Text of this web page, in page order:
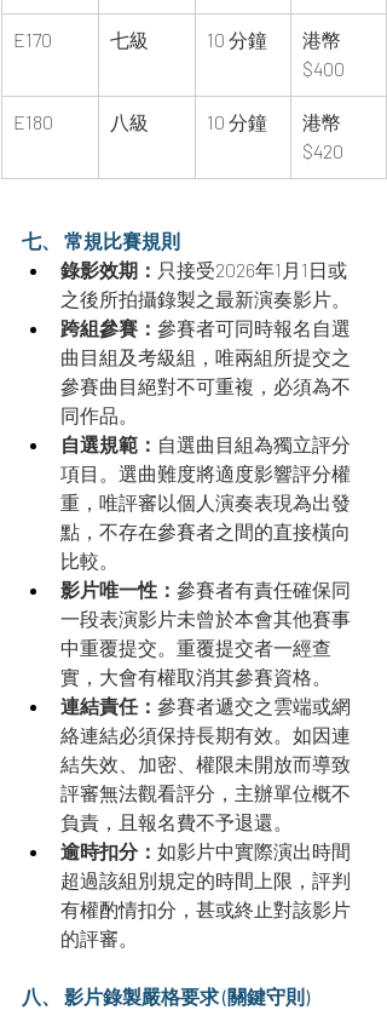
E170 七級 10 分鐘
港幣
$400
E180 八級 10 分鐘
港幣
$420
七、 常規比賽規則
錄影效期： 只接受2026年1月1日或
之後所拍攝錄製之最新演奏影片。
跨組參賽： 參賽者可同時報名自選
曲目組及考級組，唯兩組所提交之
參賽曲目絕對不可重複，必須為不
同作品。
自選規範： 自選曲目組為獨立評分
項目。選曲難度將適度影響評分權
重，唯評審以個人演奏表現為出發
點，不存在參賽者之間的直接橫向
比較。
影片唯一性： 參賽者有責任確保同
一段表演影片未曾於本會其他賽事
中重覆提交。重覆提交者一經查
實，大會有權取消其參賽資格。
連結責任： 參賽者遞交之雲端或網
絡連結必須保持長期有效。如因連
結失效、加密、權限未開放而導致
評審無法觀看評分，主辦單位概不
負責，且報名費不予退還。
逾時扣分： 如影片中實際演出時間
超過該組別規定的時間上限，評判
有權酌情扣分，甚或終止對該影片
的評審。
八、 影片錄製嚴格要求 (關鍵守則)